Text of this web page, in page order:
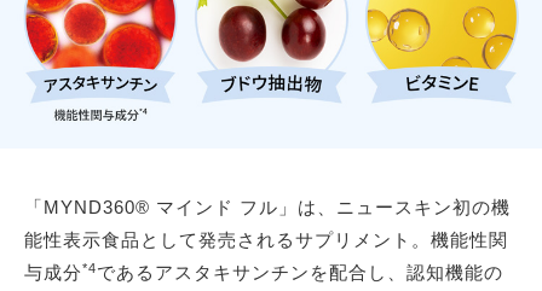
「MYND360® マインド フル」は、ニュースキン初の機
能性表示食品として発売されるサプリメント。機能性関
与成分*4であるアスタキサンチンを配合し、認知機能の